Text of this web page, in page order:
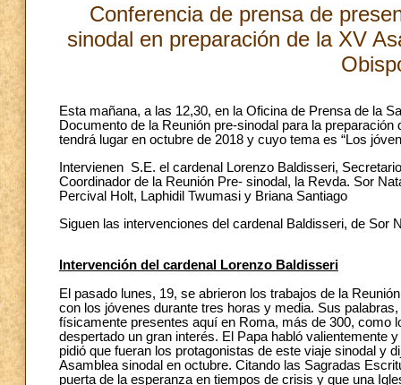
Conferencia de prensa de
sinodal en preparación de la XV
Esta mañana, a las 12,30, en la Oficina de Prensa de la
Documento de la Reunión pre-sinodal para la
tendrá lugar en octubre de 2018 y cuyo tema es “Los
Intervienen S.E. el cardenal Lorenzo Baldisseri,
Coordinador de la Reunión Pre- sinodal, la Revda. Sor
Percival Holt, Laphidil Twumasi y Briana Santiago
Siguen las intervenciones del cardenal Baldisseri, de Sor
Intervención del cardenal Lorenzo Baldisseri
El pasado lunes, 19, se abrieron los trabajos de la
con los jóvenes durante tres horas y media. Sus
físicamente presentes aquí en Roma, más de 300, como
despertado un gran interés. El Papa habló valientemente
pidió que fueran los protagonistas de este viaje sinodal y
Asamblea sinodal en octubre. Citando las Sagradas
puerta de la esperanza en tiempos de crisis y que una